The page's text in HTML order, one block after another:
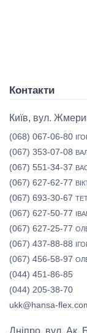
Контакти
Київ, вул.
(068) 067-06-80
(067) 353-07-08
(067) 551-34-37
(067) 627-62-77
(067) 693-30-67
(067) 627-50-77
(067) 627-25-77
(067) 437-88-88
(067) 456-58-97
(044) 451-86-85
(044) 205-38-70
ukk@hansa-
Дніпро, вул. Ак.